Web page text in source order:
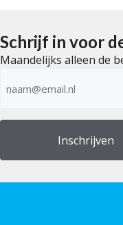
Schrijf in voor
Maandelijks alleen de
mailadres